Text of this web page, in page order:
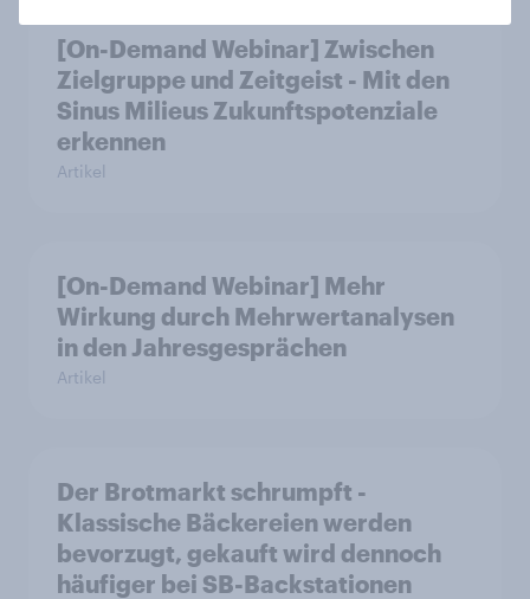
[On-Demand Webinar] Zwischen
Zielgruppe und Zeitgeist - Mit den
Sinus Milieus Zukunftspotenziale
erkennen
Artikel
[On-Demand Webinar] Mehr
Wirkung durch Mehrwertanalysen
in den Jahresgesprächen
Artikel
Der Brotmarkt schrumpft -
Klassische Bäckereien werden
bevorzugt, gekauft wird dennoch
häufiger bei SB-Backstationen